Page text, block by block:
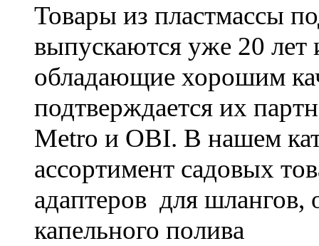
Товары из пластмассы
выпускаются уже 20 лет
обладающие хорошим
подтверждается их
Metro и OBI. В нашем
ассортимент садовых
адаптеров для шлангов,
капельного полива